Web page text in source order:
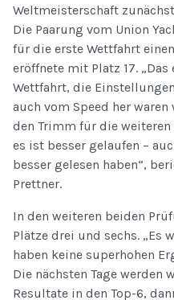
Weltmeisterschaft
Die Paarung vom Union
für die erste Wettfahrt
eröffnete mit Platz 17.
Wettfahrt, die
auch vom Speed her
den Trimm für die
es ist besser gelaufen –
besser gelesen haben“,
Prettner.
In den weiteren beiden
Plätze drei und sechs. „Es
haben keine superhohen
Die nächsten Tage werden
Resultate in den Top-6,